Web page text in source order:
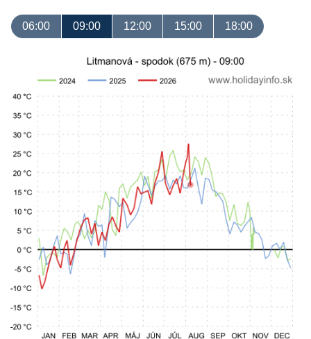
06:00 09:00 12:00 15:00 18:00